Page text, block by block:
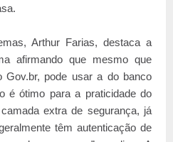
Arthur Farias, destaca a
afirmando que mesmo que
pode usar a do banco
é ótimo para a praticidade do
extra de segurança, já
têm autenticação de